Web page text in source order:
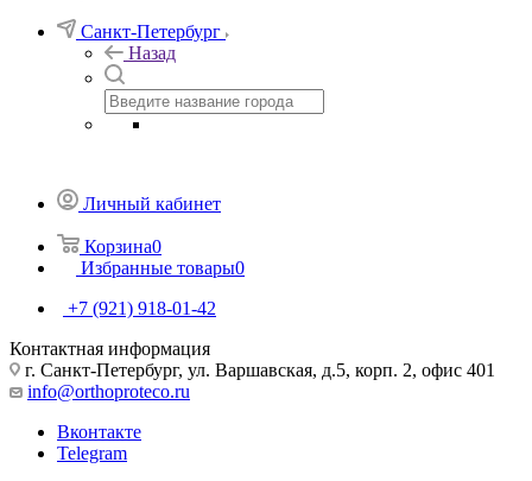
Санкт-Петербург
Назад
Личный кабинет
Корзина0
Избранные товары0
+7 (921) 918-01-42
Контактная информация
г. Санкт-Петербург, ул. Варшавская, д.5, корп. 2, офис 401
info@orthoproteco.ru
Вконтакте
Telegram